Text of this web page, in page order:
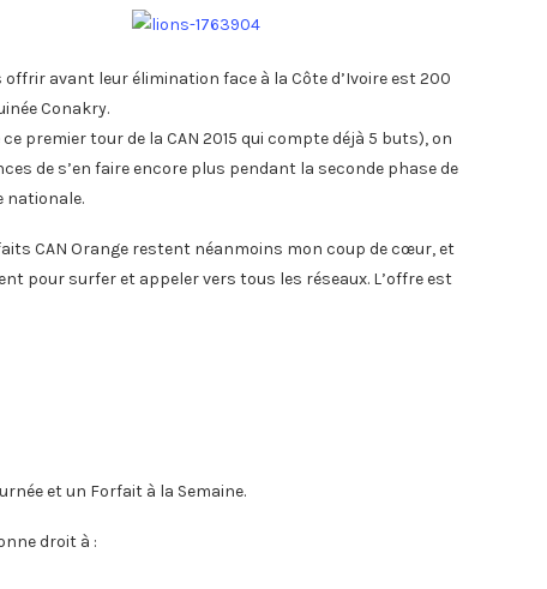
avant leur élimination face à la Côte d’Ivoire est 200
Conakry.
premier tour de la CAN 2015 qui compte déjà 5 buts), on
de s’en faire encore plus pendant la seconde phase de
nationale.
CAN Orange restent néanmoins mon coup de cœur, et
pour surfer et appeler vers tous les réseaux. L’offre est
et un Forfait à la Semaine.
droit à :